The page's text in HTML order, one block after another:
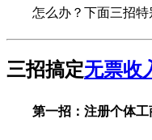
怎么办？下面三招特
三招搞定无票收
第一招：注册个体